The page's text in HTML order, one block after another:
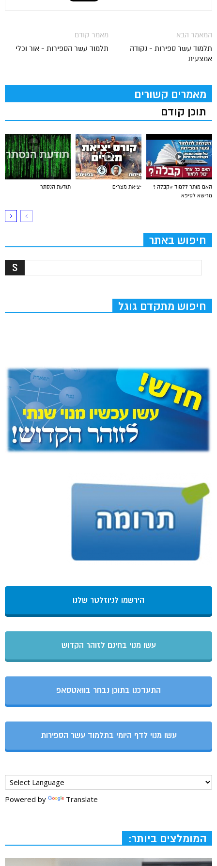
מאמר קודם
תלמוד עשר הספירות - אור וכלי
המאמר הבא
תלמוד עשר ספירות - נקודה
אמצעית
מאמרים קשורים
תוכן קודם
תודעת הנסתר יציאת מצרים
האם מותר ללמוד #קבלה ?
מרישא לסיפא
חיפוש באתר
חיפוש מתקדם גוגל
הירשמו לניוזלטר שלנו
עשו מנוי בחינם לזוהר הקדוש
התעדכנו בתוכן נבחר בוואטסאפ
עשו מנוי לדף היומי בתלמוד עשר הספירות
Powered by Translate
המומלצים ביותר: